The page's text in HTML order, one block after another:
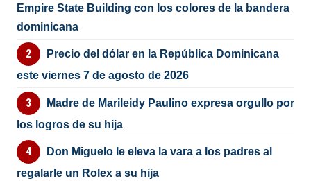
Empire State Building con los colores de la bandera
dominicana
Precio del dólar en la República Dominicana
este viernes 7 de agosto de 2026
Madre de Marileidy Paulino expresa orgullo por
los logros de su hija
Don Miguelo le eleva la vara a los padres al
regalarle un Rolex a su hija